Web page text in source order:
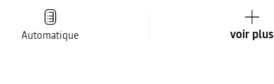
Automatique voir plus